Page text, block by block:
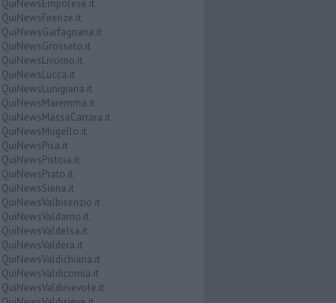
QuiNewsEmpolese.it
QuiNewsFirenze.it
QuiNewsGarfagnana.it
QuiNewsGrosseto.it
QuiNewsLivorno.it
QuiNewsLucca.it
QuiNewsLunigiana.it
QuiNewsMaremma.it
QuiNewsMassaCarrara.it
QuiNewsMugello.it
QuiNewsPisa.it
QuiNewsPistoia.it
QuiNewsPrato.it
QuiNewsSiena.it
QuiNewsValbisenzio.it
QuiNewsValdarno.it
QuiNewsValdelsa.it
QuiNewsValdera.it
QuiNewsValdichiana.it
QuiNewsValdicornia.it
QuiNewsValdinievole.it